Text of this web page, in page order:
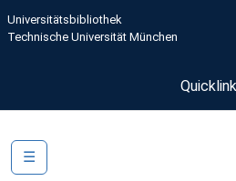
Direkt zum Inhalt
Universitätsbibliothek
Technische Universität München
☰